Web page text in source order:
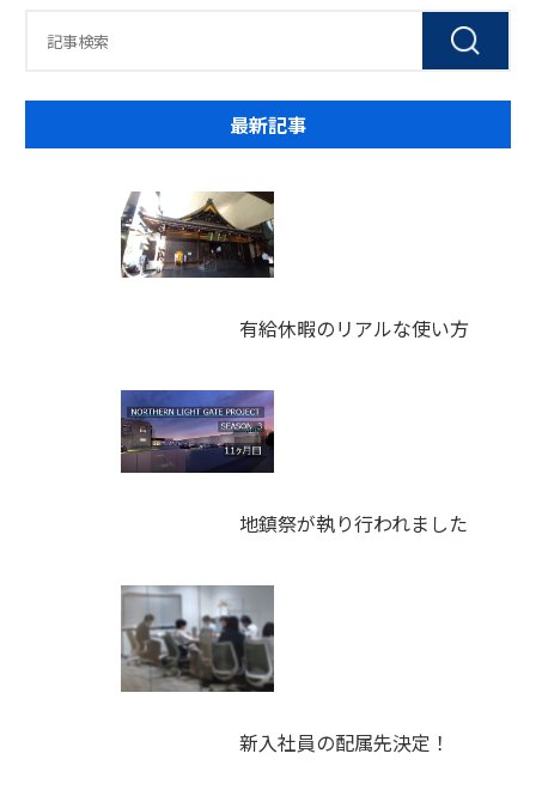
最新記事
有給休暇のリアルな使い方
地鎮祭が執り行われました
新入社員の配属先決定！